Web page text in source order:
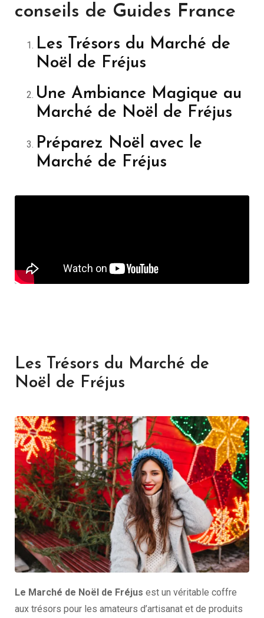
conseils de Guides France
Les Trésors du Marché de
Noël de Fréjus
Une Ambiance Magique au
Marché de Noël de Fréjus
Préparez Noël avec le
Marché de Fréjus
Les Trésors du Marché de
Noël de Fréjus
Le Marché de Noël de Fréjus est un véritable coffre
aux trésors pour les amateurs d’artisanat et de produits